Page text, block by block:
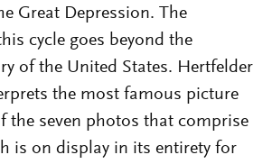
Great Depression. The
cycle goes beyond the
of the United States. Hertfelder
the most famous picture
the seven photos that comprise
is on display in its entirety for